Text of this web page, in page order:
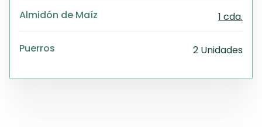
Almidón de Maíz 1 cda.
Puerros 2 Unidades